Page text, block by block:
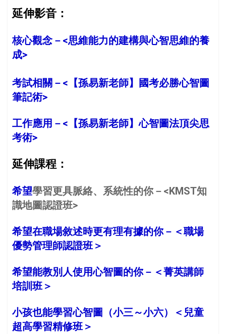
延伸影音：
核心觀念－<思維能力的建構與心智思維的養
成>
考試相關－< 【孫易新老師】國考必勝心智圖
筆記術>
工作應用－< 【孫易新老師】心智圖法頂尖思
考術>
延伸課程：
希望學習更具脈絡、系統性的你－<KMST知
識地圖認證班>
希望在職場敘述時更有理有據的你－＜職場
優勢管理師認證班＞
希望能教別人使用心智圖的你－＜菁英講師
培訓班＞
小孩也能學習心智圖（小三～小六）＜兒童
超高學習精修班＞